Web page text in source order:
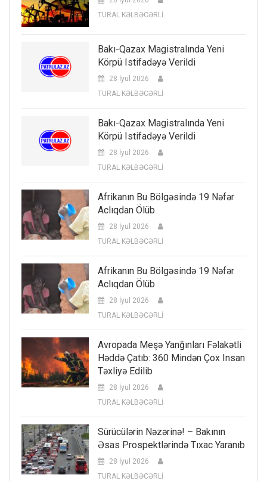
TURAL KƏLBƏCƏRLİ
Bakı-Qazax Magistralında Yeni
Körpü Istifadəyə Verildi
28 İyul 2026
TURAL KƏLBƏCƏRLİ
Bakı-Qazax Magistralında Yeni
Körpü Istifadəyə Verildi
28 İyul 2026
TURAL KƏLBƏCƏRLİ
Afrikanın Bu Bölgəsində 19 Nəfər
Aclıqdan Ölüb
28 İyul 2026
TURAL KƏLBƏCƏRLİ
Afrikanın Bu Bölgəsində 19 Nəfər
Aclıqdan Ölüb
28 İyul 2026
TURAL KƏLBƏCƏRLİ
Avropada Meşə Yanğınları Fəlakətli
Həddə Çatıb: 360 Mindən Çox Insan
Təxliyə Edilib
28 İyul 2026
TURAL KƏLBƏCƏRLİ
Sürücülərin Nəzərinə! – Bakının
Əsas Prospektlərində Tıxac Yaranıb
28 İyul 2026
TURAL KƏLBƏCƏRLİ